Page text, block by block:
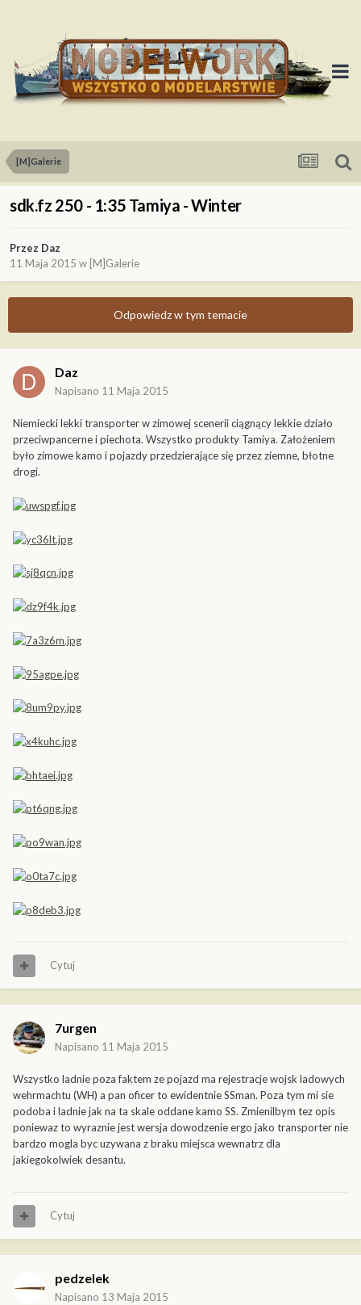
[M]Galerie
sdk.fz 250 - 1:35 Tamiya - Winter
Przez Daz
11 Maja 2015 w [M]Galerie
Odpowiedz w tym temacie
Daz
Napisano 11 Maja 2015
Niemiecki lekki transporter w zimowej scenerii ciągnący lekkie działo
przeciwpancerne i piechota. Wszystko produkty Tamiya. Założeniem
było zimowe kamo i pojazdy przedzierające się przez ziemne, błotne
drogi.
Cytuj
7urgen
Napisano 11 Maja 2015
Wszystko ladnie poza faktem ze pojazd ma rejestracje wojsk ladowych
wehrmachtu (WH) a pan oficer to ewidentnie SSman. Poza tym mi sie
podoba i ladnie jak na ta skale oddane kamo SS. Zmienilbym tez opis
poniewaz to wyraznie jest wersja dowodzenie ergo jako transporter nie
bardzo mogla byc uzywana z braku miejsca wewnatrz dla
jakiegokolwiek desantu.
Cytuj
pedzelek
Napisano 13 Maja 2015